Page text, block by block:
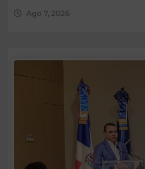
Ago 7, 2026